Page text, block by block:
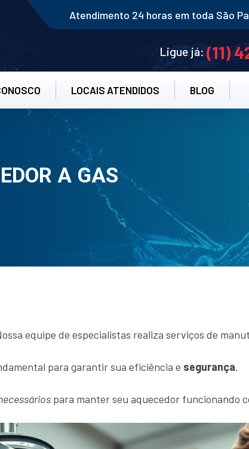
Atendimento 24 horas em toda São
Ligue já:(11)
LOCAIS ATENDIDOS BLOG
A GAS
equipe de especialistas realiza serviços de
para garantir sua eficiência e segurança.
para manter seu aquecedor funcionando